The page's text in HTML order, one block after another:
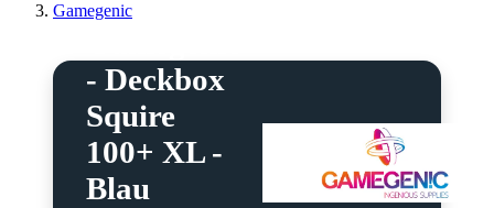
Gamegenic
- Deckbox
Squire
100+ XL -
Blau